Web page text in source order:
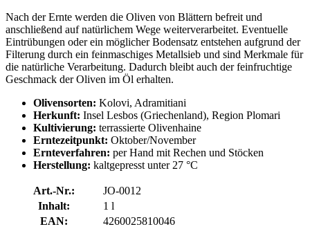
Nach der Ernte werden die Oliven von Blättern befreit und
anschließend auf natürlichem Wege weiterverarbeitet. Eventuelle
Eintrübungen oder ein möglicher Bodensatz entstehen aufgrund der
Filterung durch ein feinmaschiges Metallsieb und sind Merkmale für
die natürliche Verarbeitung. Dadurch bleibt auch der feinfruchtige
Geschmack der Oliven im Öl erhalten.
Olivensorten: Kolovi, Adramitiani
Herkunft: Insel Lesbos (Griechenland), Region Plomari
Kultivierung: terrassierte Olivenhaine
Erntezeitpunkt: Oktober/November
Ernteverfahren: per Hand mit Rechen und Stöcken
Herstellung: kaltgepresst unter 27 °C
Art.-Nr.:
JO-0012
Inhalt:
1 l
EAN:
4260025810046